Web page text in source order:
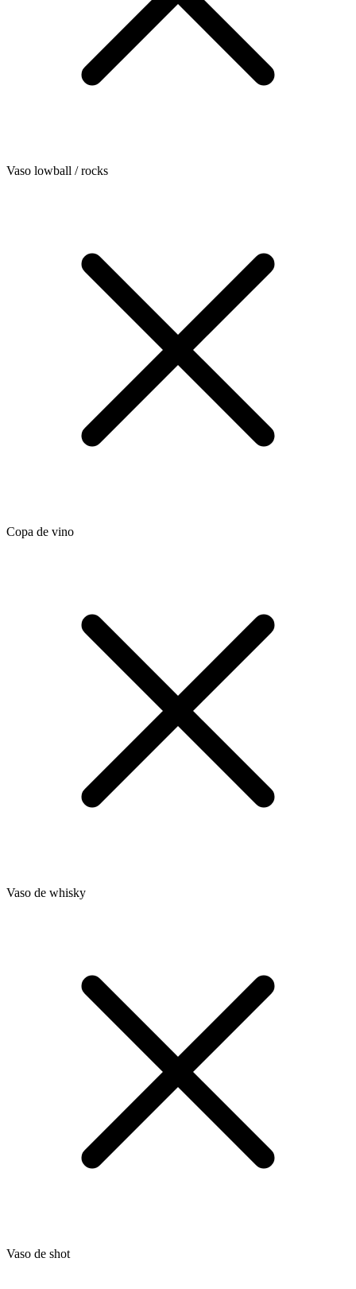
Vaso lowball / rocks
Copa de vino
Vaso de whisky
Vaso de shot